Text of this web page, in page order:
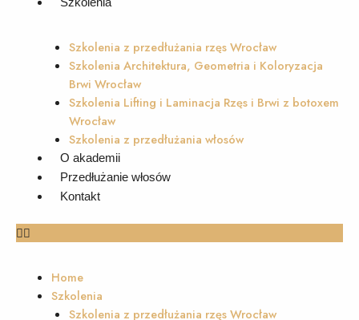
Szkolenia z przedłużania rzęs Wrocław
Szkolenia Architektura, Geometria i Koloryzacja
Brwi Wrocław
Szkolenia Lifting i Laminacja Rzęs i Brwi z botoxem
Wrocław
Szkolenia z przedłużania włosów
O akademii
Przedłużanie włosów
Kontakt
Home
Szkolenia
Szkolenia z przedłużania rzęs Wrocław